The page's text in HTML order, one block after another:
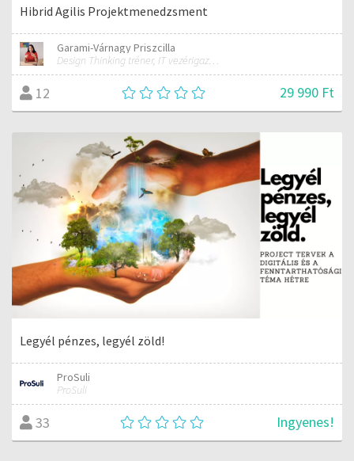
Hibrid Agilis Projektmenedzsment
Garami-Várnagy Priszcilla
Design Thinking tréner, IT vezérigazgató
12 29 990 Ft
Legyél pénzes, legyél zöld!
ProSuli
ProSuli
33 Ingyenes!